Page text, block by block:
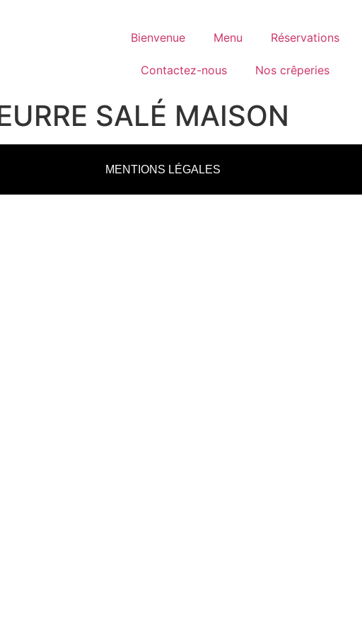
Bienvenue Menu Réservations
Contactez-nous Nos crêperies
SALÉ MAISON
MENTIONS LÉGALES